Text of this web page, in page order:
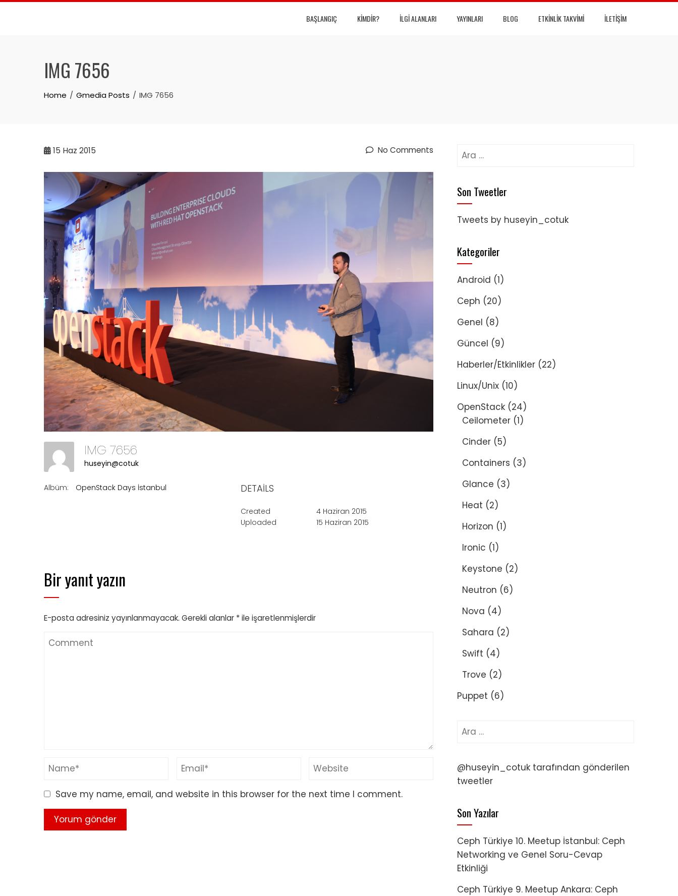
Skip
BAŞLANGIÇ KIMDIR? İLGI ALANLARI YAYINLARI BLOG ETKINLIK TAKVIMI İLETIŞIM
IMG 7656
Home Gmedia Posts IMG 7656
15 Haz 2015 No Comments
IMG 7656
huseyin@cotuk
Albüm: OpenStack Days İstanbul DETAILS
Created
4 Haziran 2015
Uploaded
15 Haziran 2015
Bir yanıt yazın
E-posta adresiniz yayınlanmayacak. Gerekli alanlar *ile işaretlenmişlerdir
Save my name, email, and website in this browser for the next time I comment.
Arama:
Son Tweetler
Tweets by huseyin_cotuk
Kategoriler
Android (1)
Ceph (20)
Genel (8)
Güncel (9)
Haberler/Etkinlikler (22)
Linux/Unix (10)
OpenStack (24)
Ceilometer (1)
Cinder (5)
Containers (3)
Glance (3)
Heat (2)
Horizon (1)
Ironic (1)
Keystone (2)
Neutron (6)
Nova (4)
Sahara (2)
Swift (4)
Trove (2)
Puppet (6)
Arama:
@huseyin_cotuk tarafından gönderilen
tweetler
Son Yazılar
Ceph Türkiye 10. Meetup İstanbul: Ceph
Networking ve Genel Soru-Cevap
Etkinliği
Ceph Türkiye 9. Meetup Ankara: Ceph